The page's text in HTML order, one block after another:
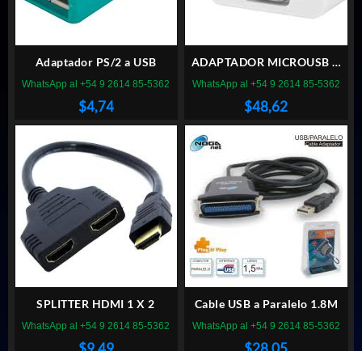
Adaptador PS/2 a USB
$4,74
WhatsApp al +54 9 2614 85-5362
ADAPTADOR MICROUSB A
VGA CON AUDIO
$48,62
WhatsApp al +54 9 2614 85-5362
SPLITTER HDMI 1 X 2
WhatsApp al +54 9 2614 85-5362
Cable USB a Paralelo 1.8M
WhatsApp al +54 9 2614 85-5362